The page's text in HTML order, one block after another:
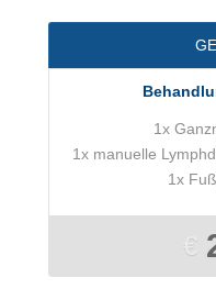
1x
1x manuelle
1x
€